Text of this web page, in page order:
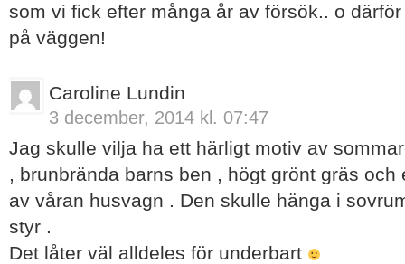
som vi fick efter många år av försök.. o
på väggen!
Caroline Lundin
3 december, 2014 kl. 07:47
Jag skulle vilja ha ett härligt motiv av
, brunbrända barns ben , högt grönt gräs
av våran husvagn . Den skulle hänga i
styr .
Det låter väl alldeles för underbart